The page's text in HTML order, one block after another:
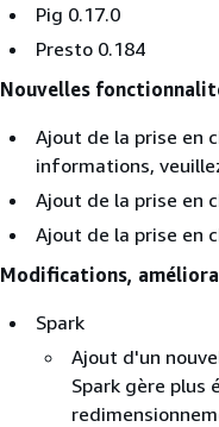
Pig 0.17.0
Presto 0.184
Nouvelles
Ajout de la prise en
informations,
Ajout de la prise en
Ajout de la prise en
Modifications,
Spark
Ajout d'un
Spark gère plus